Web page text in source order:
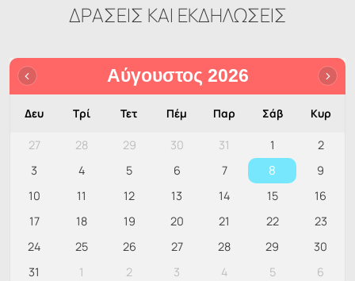
ΔΡΑΣΕΙΣ ΚΑΙ ΕΚΔΗΛΩΣΕΙΣ
Αύγουστος 2026
Δευ Τρί Τετ Πέμ Παρ Σάβ Κυρ
27 28 29 30 31 1
2
3
4 5 6 7 8
9
10
11 12 13 14 15
16
17
18 19 20 21 22
23
24
25 26 27 28 29
30
31
1 2 3 4 5 6